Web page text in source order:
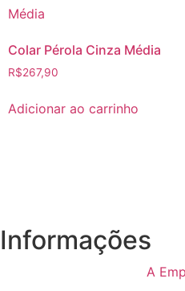
Colar Pérola Cinza Média
R$267,90
Adicionar ao carrinho
Informações
A